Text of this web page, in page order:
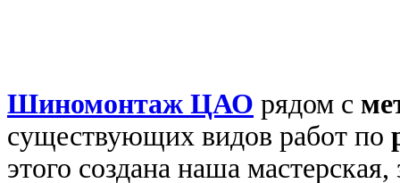
Шиномонтаж ЦАО рядом с
существующих видов работ по
этого создана наша